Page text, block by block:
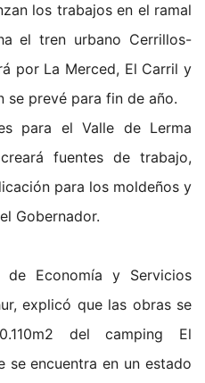
los trabajos en el ramal
el tren urbano Cerrillos-
por La Merced, El Carril y
se prevé para fin de año.
para el Valle de Lerma
fuentes de trabajo,
para los moldeños y
Gobernador.
Economía y Servicios
explicó que las obras se
del camping El
se encuentra en un estado